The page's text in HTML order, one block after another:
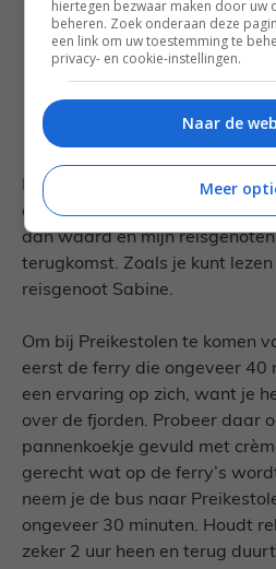
Laat je trouwens niet afleiden
afhaakgedrag! Preikestolen is
dan waard en mijn
terugkomst. Zoals je kunt lezen
reisgenoot Sabine.
Om bij Preikestolen te komen
eerst de ferry die ongeveer 40
een ervaring op zich, want je
over de fjorden. Probeer daar
pannenkoekje gevuld met
gerecht wat op de ferry’s
neem je de bus naar
ongeveer 30 minuten. Houdt
zeker 2 uur heen en terug
hiertegen bezwaar maken door uw
beheren. Zoek onderaan deze
een link om uw toestemming te
privacy- en cookie-instellingen.
Naar de
Meer